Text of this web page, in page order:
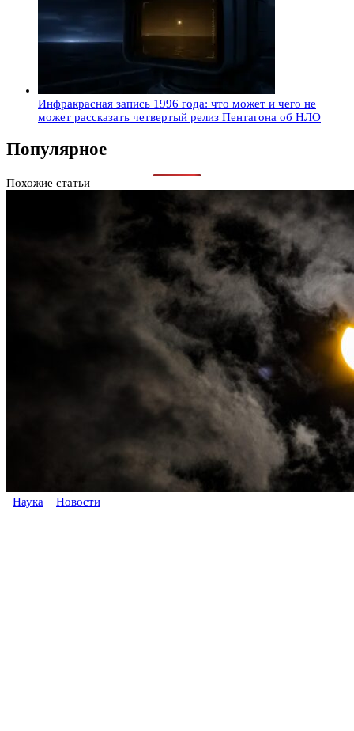
Инфракрасная запись 1996 года: что может и чего не
может рассказать четвертый релиз Пентагона об НЛО
Популярное
Похожие статьи
Наука Новости